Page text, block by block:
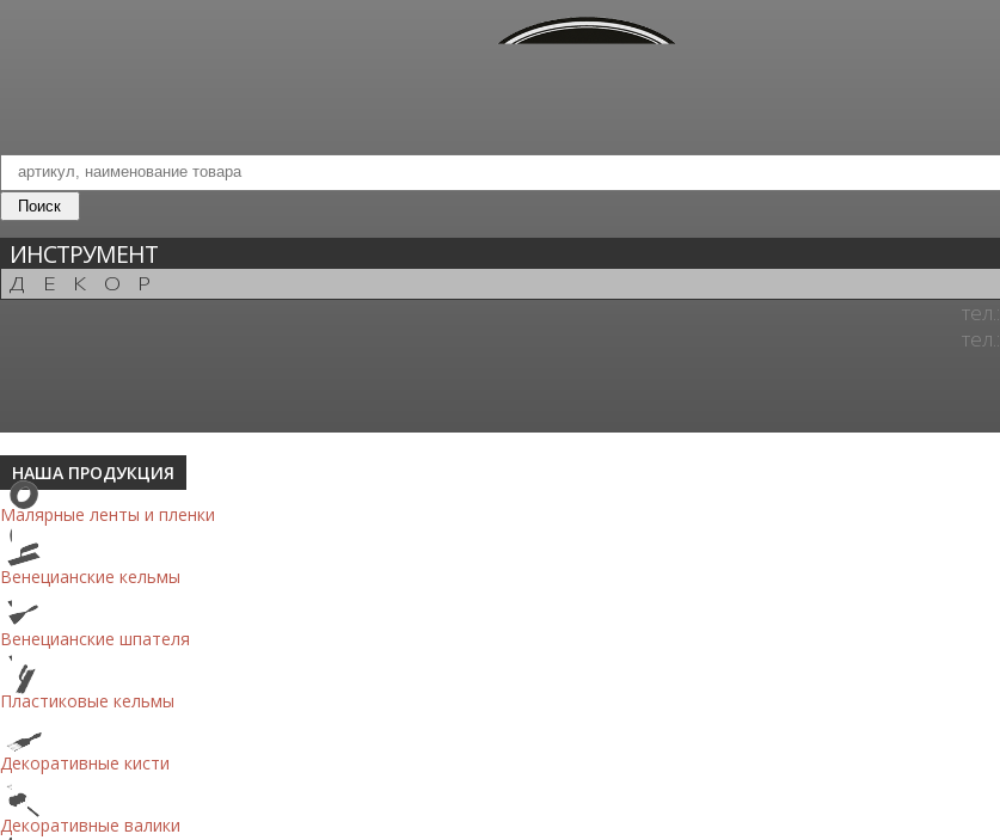
ИНСТРУМЕНТ
ДЕКОР
тел.:
тел.:
НАША ПРОДУКЦИЯ
Малярные ленты и пленки
Венецианские кельмы
Венецианские шпателя
Пластиковые кельмы
Декоративные кисти
Декоративные валики